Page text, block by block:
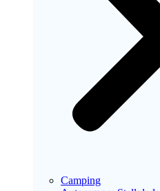
Camping